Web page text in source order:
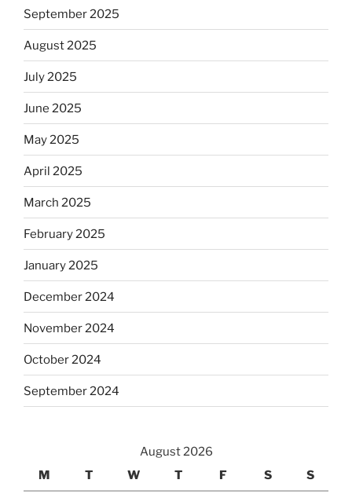
September 2025
August 2025
July 2025
June 2025
May 2025
April 2025
March 2025
February 2025
January 2025
December 2024
November 2024
October 2024
September 2024
August 2026
M
T W T F S S